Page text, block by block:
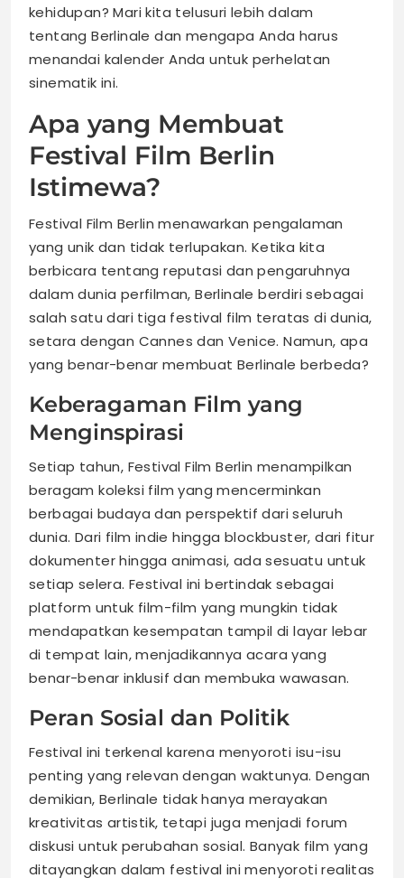
kehidupan? Mari kita telusuri lebih dalam
tentang Berlinale dan mengapa Anda harus
menandai kalender Anda untuk perhelatan
sinematik ini.
Apa yang Membuat
Festival Film Berlin
Istimewa?
Festival Film Berlin menawarkan pengalaman
yang unik dan tidak terlupakan. Ketika kita
berbicara tentang reputasi dan pengaruhnya
dalam dunia perfilman, Berlinale berdiri sebagai
salah satu dari tiga festival film teratas di dunia,
setara dengan Cannes dan Venice. Namun, apa
yang benar-benar membuat Berlinale berbeda?
Keberagaman Film yang
Menginspirasi
Setiap tahun, Festival Film Berlin menampilkan
beragam koleksi film yang mencerminkan
berbagai budaya dan perspektif dari seluruh
dunia. Dari film indie hingga blockbuster, dari fitur
dokumenter hingga animasi, ada sesuatu untuk
setiap selera. Festival ini bertindak sebagai
platform untuk film-film yang mungkin tidak
mendapatkan kesempatan tampil di layar lebar
di tempat lain, menjadikannya acara yang
benar-benar inklusif dan membuka wawasan.
Peran Sosial dan Politik
Festival ini terkenal karena menyoroti isu-isu
penting yang relevan dengan waktunya. Dengan
demikian, Berlinale tidak hanya merayakan
kreativitas artistik, tetapi juga menjadi forum
diskusi untuk perubahan sosial. Banyak film yang
ditayangkan dalam festival ini menyoroti realitas